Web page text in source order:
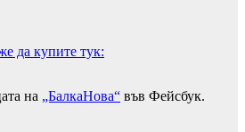
да купите тук:
на „БалкаНова“ във Фейсбук.